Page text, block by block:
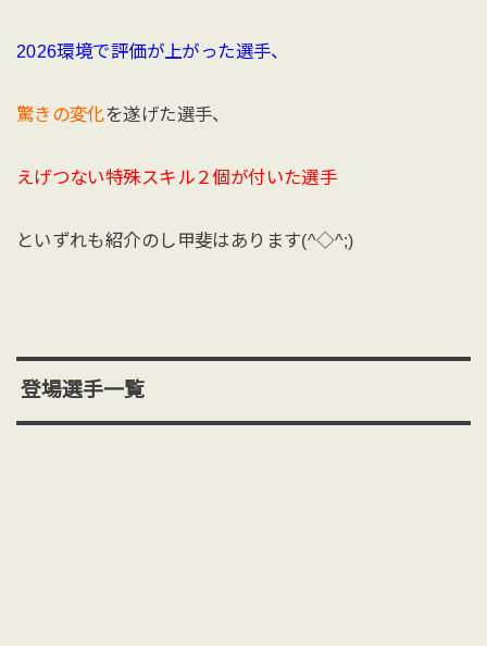
2026環境で評価が上がった選手、
驚きの変化を遂げた選手、
えげつない特殊スキル２個が付いた選手
といずれも紹介のし甲斐はあります(^◇^;)
登場選手一覧